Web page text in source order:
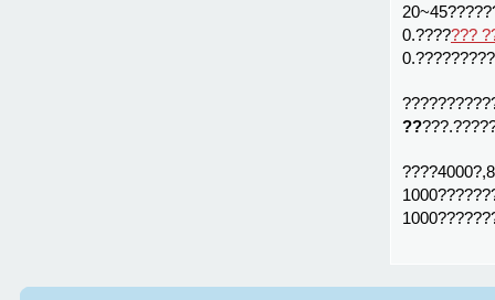
0.???????
??